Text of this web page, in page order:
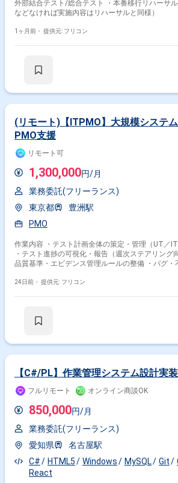
外部結合テスト/総合テスト ・本番移行リハーサ
などなければ実施内容はリハーサルと同様）
1ヶ月前・ 提供元: フリコン
(リモート)【ITPMO】大規模システ
PMO支援
リモート可
1,300,000円/月
業務委託(フリーランス)
東京都
豊洲駅
PMO
作業内容 ・テスト計画全体の策定・管理（UT／IT
・テスト進捗の可視化・報告（週次ステアリング
品質基準・エビデンス管理ルールの整備 ・バグ・
レーション対応 ・テスト完了判定基準（
24日前・ 提供元: フリコン
【C#/PL】作業管理システム設計実
フルリモート オンライン商談OK
850,000円/月
業務委託(フリーランス)
愛知県
名古屋駅
C#
HTML5 Windows MySQL Git
React